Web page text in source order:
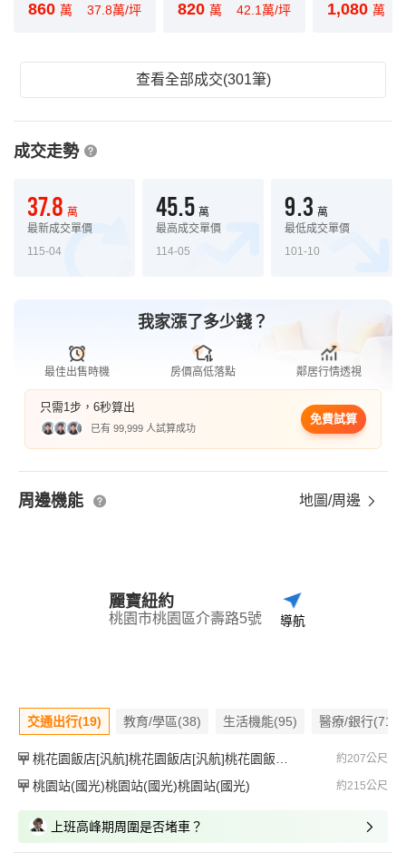
860 萬 37.8萬/坪 820 萬 42.1萬/坪 1,080 萬
查看全部成交(301筆)
成交走勢
37.8 萬
最新成交單價
115-04
45.5 萬
最高成交單價
114-05
9.3 萬
最低成交單價
101-10
我家漲了多少錢？
最佳出售時機 房價高低落點 鄰居行情透視
只需1步，6秒算出
已有 99,999 人試算成功
免費試算
周邊機能 地圖/周邊
麗寶紐約
桃園市桃園區介壽路5號 導航
交通出行(19) 教育/學區(38) 生活機能(95) 醫療/銀行(71)
桃花園飯店[汎航]桃花園飯店[汎航]桃花園飯店[汎航] 約207公尺
桃園站(國光)桃園站(國光)桃園站(國光) 約215公尺
上班高峰期周圍是否堵車？